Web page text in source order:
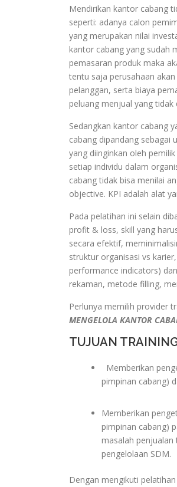
Mendirikan kantor cabang
seperti: adanya calon
yang merupakan nilai
kantor cabang yang sudah
pemasaran produk maka
tentu saja perusahaan
pelanggan, serta biaya
peluang menjual yang tidak
Sedangkan kantor cabang
cabang dipandang sebagai
yang diinginkan oleh
setiap individu dalam
cabang tidak bisa menilai
objective. KPI adalah alat
Pada pelatihan ini selain
profit & loss, skill yang
secara efektif,
struktur organisasi vs
performance indicators)
rekaman, metode filling,
Perlunya memilih provider
MENGELOLA KANTOR
TUJUAN
Memberikan
pimpinan cabang)
Memberikan
pimpinan cabang)
masalah
pengelolaan SDM.
Dengan mengikuti pelatihan